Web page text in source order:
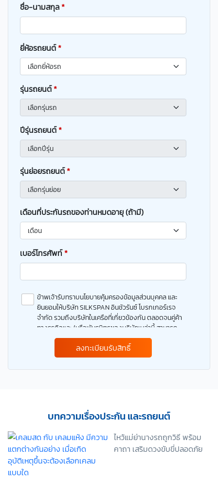
ชื่อ-นามสกุล*
ยี่ห้อรถยนต์*
รุ่นรถยนต์*
ปีรุ่นรถยนต์*
รุ่นย่อยรถยนต์*
เดือนที่ประกันรถของท่านหมดอายุ (ถ้ามี)
เบอร์โทรศัพท์*
ข้าพเจ้ารับทราบนโยบายคุ้มครองข้อมูลส่วนบุคคล และ
ยินยอมให้บริษัท SILKSPAN อินชัวรันซ์ โบรกเกอร์เรจ
จำกัด รวมถึงบริษัทในเครือที่เกี่ยวข้องกัน ตลอดจนคู่ค้า
ทางธุรกิจและ/หรือพันธมิตรของบริษัทเหล่านี้ สามารถ
เก็บ ใช้ และ/หรือ เปิดเผยข้อมูลส่วนบุคคลและข้อมูลส่วน
บุคคลที่มีความอ่อนไหวของข้าพเจ้า เพื่อวัตถุประสงค์ใน
การดำเนินการติดต่อและนำเสนอข้อมูลสำหรับการขาย
ผลิตภัณฑ์ การจัดทำรายการส่งเสริมการขายและการ
อื่นๆ ท่านสามารถอ่านรายละเอียดนโยบายคุ้มครองข้อมูล
ส่วนบุคคลและสิทธิของเจ้าของข้อมูลส่วนบุคคลได้ที่
ความยินยอม ทั้งนี้ ก่อนการแสดงเจตนา ข้าพเจ้าได้อ่าน
รายละเอียดจากเอกสารชี้แจงข้อมูล หรือได้รับคำอธิบาย
จากหน่วยงานถึงวัตถุประสงค์ในการเก็บรวบรวม ใช้หรือ
ลงทะเบียนรับสิทธิ์
บทความเรื่องประกัน และรถยนต์
ไหว้แม่ย่านางรถถูกวิธี พร้อม
คาถา เสริมดวงขับขี่ปลอดภัย